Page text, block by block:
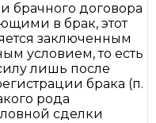
брачного договора
в брак, этот
заключенным
условием, то есть
лишь после
брака (п.
рода
сделки